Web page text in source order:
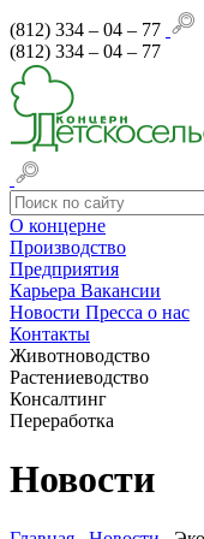
(812) 334 – 04 – 77
(812) 334 – 04 – 77
О концерне
Производство
Предприятия
Карьера Вакансии
Новости Пресса о нас
Контакты
Животноводство
Растениеводство
Консалтинг
Переработка
Новости